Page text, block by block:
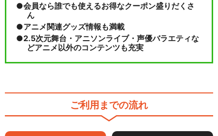
会員なら誰でも使えるお得なクーポン盛りだくさ
ん
アニメ関連グッズ情報も満載
2.5次元舞台・アニソンライブ・声優バラエティな
どアニメ以外のコンテンツも充実
ご利用までの流れ